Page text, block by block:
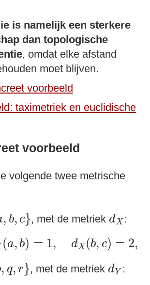
is namelijk een sterkere
dan topologische
, omdat elke afstand
moet blijven.
voorbeeld
taximetriek en euclidische
voorbeeld
volgende twee metrische
, b, c}
} , met de metriek dX
dX :
(a, b) = 1, dX (b, c) = 2,
dX b ,d X( c 2,d
, q, r}, met de metriekdY
d :